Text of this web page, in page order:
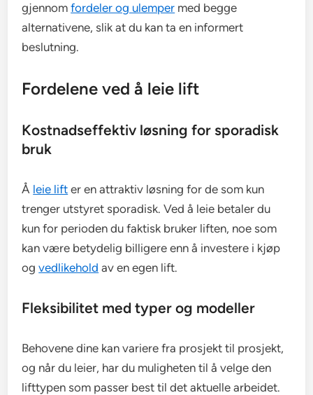
gjennomfordeler og ulemper med begge
alternativene, slik at du kan ta en informert
beslutning.
Fordelene ved å leie lift
Kostnadseffektiv løsning for sporadisk
bruk
Å leie lift er en attraktiv løsning for de som kun
trenger utstyret sporadisk. Ved å leie betaler du
kun for perioden du faktisk bruker liften, noe som
kan være betydelig billigere enn å investere i kjøp
ogvedlikehold av en egen lift.
Fleksibilitet med typer og modeller
Behovene dine kan variere fra prosjekt til prosjekt,
og når du leier, har du muligheten til å velge den
lifttypen som passer best til det aktuelle arbeidet.